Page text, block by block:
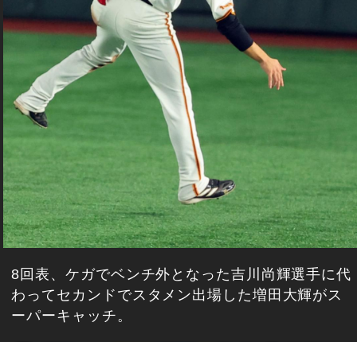
8回表、ケガでベンチ外となった吉川尚輝選手に代
わってセカンドでスタメン出場した増田大輝がス
ーパーキャッチ。